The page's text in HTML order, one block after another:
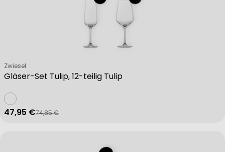
Gläser-Set Tulip, 12-teilig Tulip
Verkäufer:
Zwiesel
Verkaufspreis
47,95 €
Regulärer Preis
74,85 €